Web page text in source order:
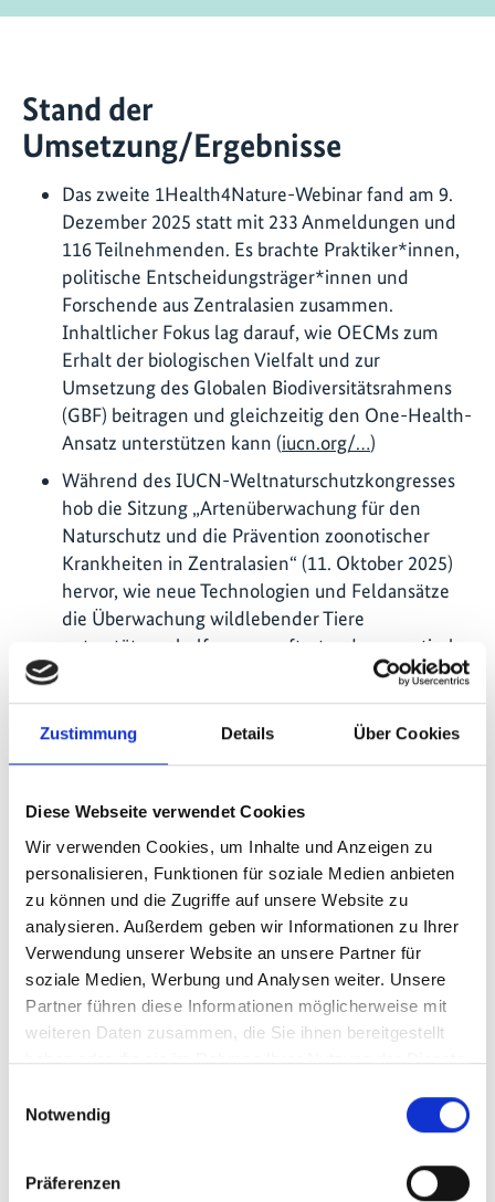
Zustimmung Details Über Cookies
Diese Webseite verwendet Cookies
Wir verwenden Cookies, um Inhalte und Anzeigen zu
personalisieren, Funktionen für soziale Medien anbieten
zu können und die Zugriffe auf unsere Website zu
analysieren. Außerdem geben wir Informationen zu Ihrer
Verwendung unserer Website an unsere Partner für
soziale Medien, Werbung und Analysen weiter. Unsere
Partner führen diese Informationen möglicherweise mit
weiteren Daten zusammen, die Sie ihnen bereitgestellt
haben oder die sie im Rahmen Ihrer Nutzung der Dienste
Notwendig
Präferenzen
Stand der
Umsetzung/Ergebnisse
Das zweite 1Health4Nature-Webinar fand am 9.
Dezember 2025 statt mit 233 Anmeldungen und
116 Teilnehmenden. Es brachte Praktiker*innen,
politische Entscheidungsträger*innen und
Forschende aus Zentralasien zusammen.
Inhaltlicher Fokus lag darauf, wie OECMs zum
Erhalt der biologischen Vielfalt und zur
Umsetzung des Globalen Biodiversitätsrahmens
(GBF) beitragen und gleichzeitig den One-Health-
Ansatz unterstützen kann (iucn.org/…)
Während des IUCN-Weltnaturschutzkongresses
hob die Sitzung „Artenüberwachung für den
Naturschutz und die Prävention zoonotischer
Krankheiten in Zentralasien“ (11. Oktober 2025)
hervor, wie neue Technologien und Feldansätze
die Überwachung wildlebender Tiere
unterstützen, helfen neu auftretende zoonotische
Risiken zu identifizieren und Prävention im
Rahmen des One-Health-Ansatzes stärken.
Die 1Health4Nature-Sitzung auf dem Kongress
„Die Rolle der Gemeinschaften im Naturschutz im
2025) hob die Rolle lokaler Gemeinschaften beim
Schutz der Ökosysteme und der menschlichen
Gesundheit hervor. Hirten, Ranger und
Gemeindemitglieder tragen zur Früherkennung
von Umwelt- und Gesundheitsrisiken bei, stärken
die Biosicherheit und unterstützen ein
nachhaltiges Ökosystemmanagement. ( iucn.org/
…)
nachhaltigen Nutzung der biologischen Vielfalt
für 2026–2035“, mit dem der nationale politische
Rahmen und Aktionsplan für den Schutz der
biologischen Vielfalt festgelegt wurde, der vom